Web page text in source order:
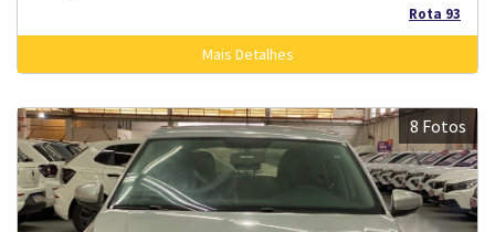
Rota 93
Mais Detalhes
8 Fotos